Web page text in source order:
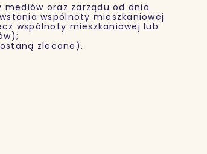
oraz zarządu od dnia
wspólnoty mieszkaniowej
wspólnoty mieszkaniowej lub
zlecone).